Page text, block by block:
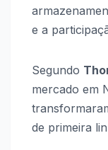
e a
Segundo
mercado em
de primeira